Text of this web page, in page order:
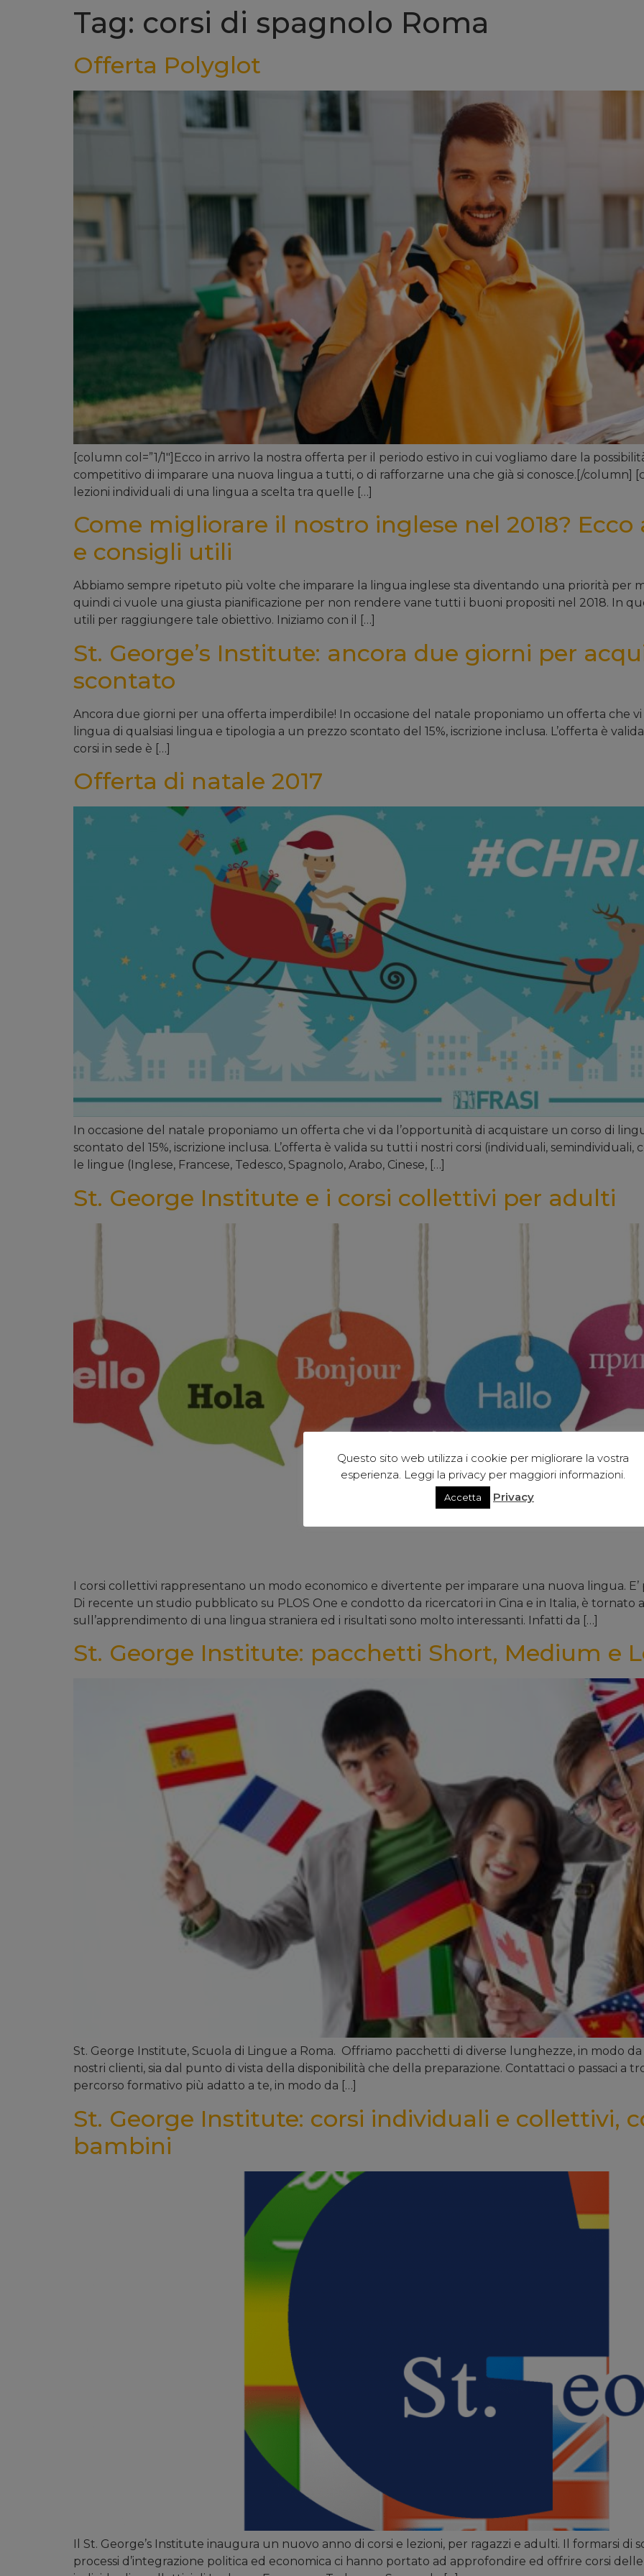
Tag: corsi di spagnolo Roma
Offerta Polyglot
[column col=”1/1″]Ecco in arrivo la nostra offerta per il periodo estivo in cui vogliamo dare la
competitivo di imparare una nuova lingua a tutti, o di rafforzarne una che già si conosce.[/column]
lezioni individuali di una lingua a scelta tra quelle […]
Come migliorare il nostro inglese nel 2018?
e consigli utili
Abbiamo sempre ripetuto più volte che imparare la lingua inglese sta diventando una priorità per
quindi ci vuole una giusta pianificazione per non rendere vane tutti i buoni propositi nel 2018. In
utili per raggiungere tale obiettivo. Iniziamo con il […]
St. George’s Institute: ancora due giorni per
scontato
Ancora due giorni per una offerta imperdibile! In occasione del natale proponiamo un offerta che
lingua di qualsiasi lingua e tipologia a un prezzo scontato del 15%, iscrizione inclusa. L’offerta è
corsi in sede è […]
Offerta di natale 2017
In occasione del natale proponiamo un offerta che vi da l’opportunità di acquistare un corso di
scontato del 15%, iscrizione inclusa. L’offerta è valida su tutti i nostri corsi (individuali,
le lingue (Inglese, Francese, Tedesco, Spagnolo, Arabo, Cinese, […]
St. George Institute e i corsi collettivi per adulti
I corsi collettivi rappresentano un modo economico e divertente per imparare una nuova lingua.
Di recente un studio pubblicato su PLOS One e condotto da ricercatori in Cina e in Italia, è tornato
sull’apprendimento di una lingua straniera ed i risultati sono molto interessanti. Infatti da […]
St. George Institute: pacchetti Short, Medium e
St. George Institute, Scuola di Lingue a Roma. Offriamo pacchetti di diverse lunghezze, in modo
nostri clienti, sia dal punto di vista della disponibilità che della preparazione. Contattaci o passaci a
percorso formativo più adatto a te, in modo da […]
St. George Institute: corsi individuali e collettivi,
bambini
Il St. George’s Institute inaugura un nuovo anno di corsi e lezioni, per ragazzi e adulti. Il formarsi
processi d’integrazione politica ed economica ci hanno portato ad approfondire ed offrire corsi
Questo sito web utilizza i cookie per migliorare la vostra
esperienza. Leggi la privacy per maggiori informazioni.
Accetta Privacy